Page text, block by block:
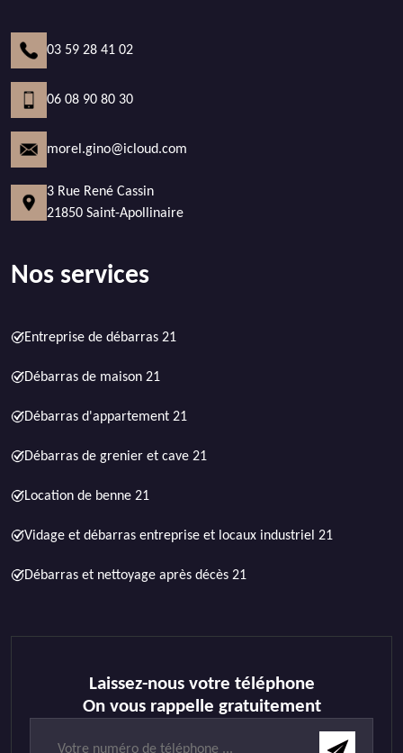
03 59 28 41 02
06 08 90 80 30
morel.gino@icloud.com
3 Rue René Cassin
21850 Saint-Apollinaire
Nos services
Entreprise de débarras 21
Débarras de maison 21
Débarras d'appartement 21
Débarras de grenier et cave 21
Location de benne 21
Vidage et débarras entreprise et locaux industriel 21
Débarras et nettoyage après décès 21
Laissez-nous votre téléphone
On vous rappelle gratuitement